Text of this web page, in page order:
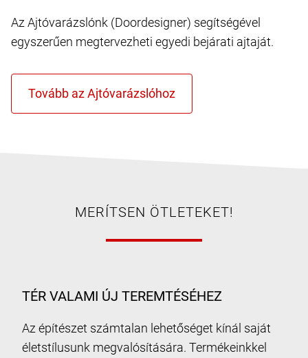
Az Ajtóvarázslónk (Doordesigner) segítségével
egyszerűen megtervezheti egyedi bejárati ajtaját.
MERÍTSEN ÖTLETEKET!
TÉR VALAMI ÚJ TEREMTÉSÉHEZ
Az építészet számtalan lehetőséget kínál saját
életstílusunk megvalósítására. Termékeinkkel